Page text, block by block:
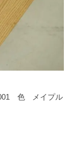
001 色 メイプル